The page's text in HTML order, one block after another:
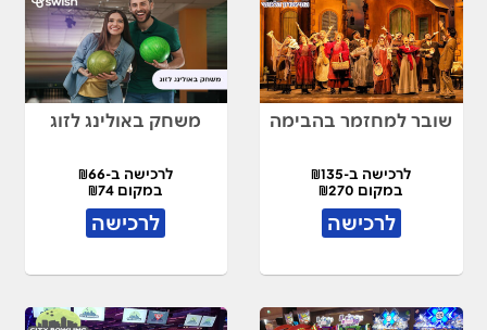
שובר למחזמר בהבימה
לרכישה ב-₪135
במקום ₪270
לרכישה
משחק באולינג לזוג
לרכישה ב-₪66
במקום ₪74
לרכישה